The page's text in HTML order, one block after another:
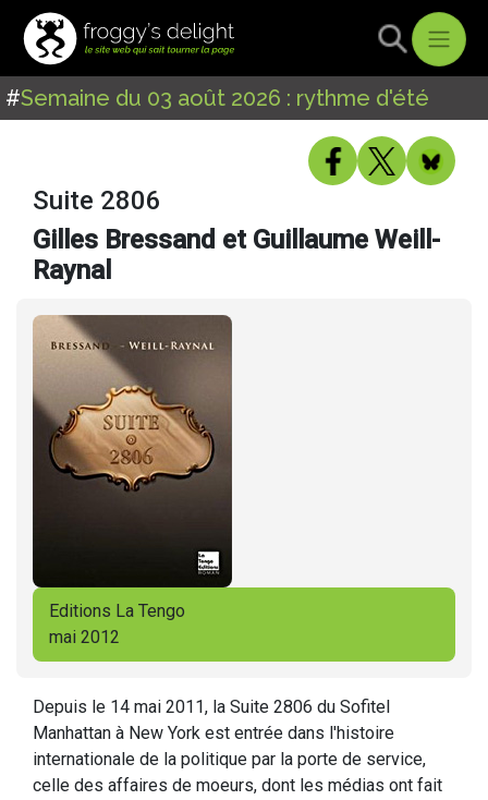
#Semaine du 03 août 2026 : rythme d'été
Suite 2806
Gilles Bressand et Guillaume Weill-
Raynal
Editions La Tengo
mai 2012
Depuis le 14 mai 2011, la Suite 2806 du Sofitel
Manhattan à New York est entrée dans l'histoire
internationale de la politique par la porte de service,
celle des affaires de moeurs, dont les médias ont fait